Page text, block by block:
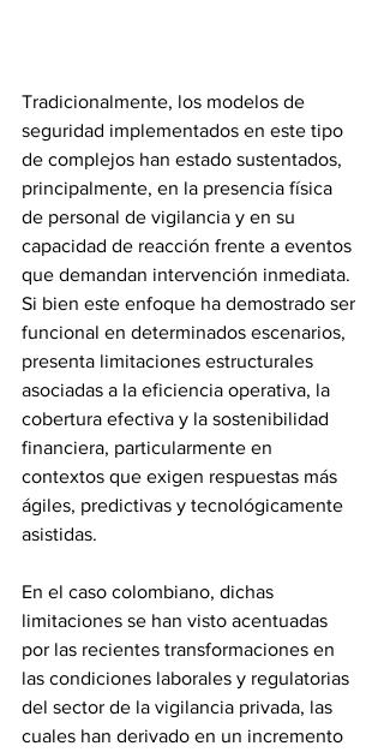
Tradicionalmente, los modelos de
seguridad implementados en este tipo
de complejos han estado sustentados,
principalmente, en la presencia física
de personal de vigilancia y en su
capacidad de reacción frente a eventos
que demandan intervención inmediata.
Si bien este enfoque ha demostrado ser
funcional en determinados escenarios,
presenta limitaciones estructurales
asociadas a la eficiencia operativa, la
cobertura efectiva y la sostenibilidad
financiera, particularmente en
contextos que exigen respuestas más
ágiles, predictivas y tecnológicamente
asistidas.
En el caso colombiano, dichas
limitaciones se han visto acentuadas
por las recientes transformaciones en
las condiciones laborales y regulatorias
del sector de la vigilancia privada, las
cuales han derivado en un incremento